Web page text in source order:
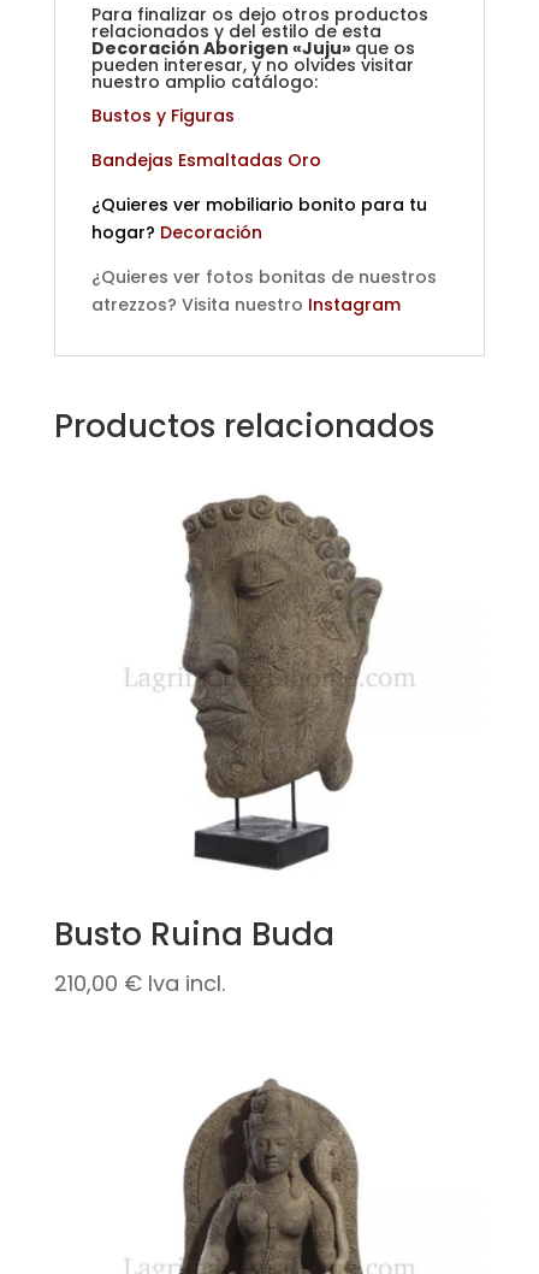
Para finalizar os dejo otros productos
relacionados y del estilo de esta
Decoración Aborigen «Juju» que os
pueden interesar, y no olvides visitar
nuestro amplio catálogo:
Bustos y Figuras
Bandejas Esmaltadas Oro
¿Quieres ver mobiliario bonito para tu
hogar? Decoración
¿Quieres ver fotos bonitas de nuestros
atrezzos? Visita nuestro Instagram
Productos relacionados
Busto Ruina Buda
210,00 € Iva incl.